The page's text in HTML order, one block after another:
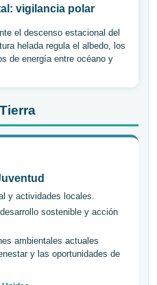
vigilancia polar
el descenso estacional del
helada regula el albedo, los
de energía entre océano y
y actividades locales.
sostenible y acción
ambientales actuales
y las oportunidades de